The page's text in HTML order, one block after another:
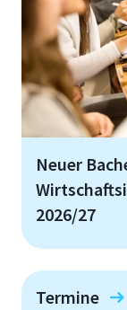
Neuer
2026/27
Termine